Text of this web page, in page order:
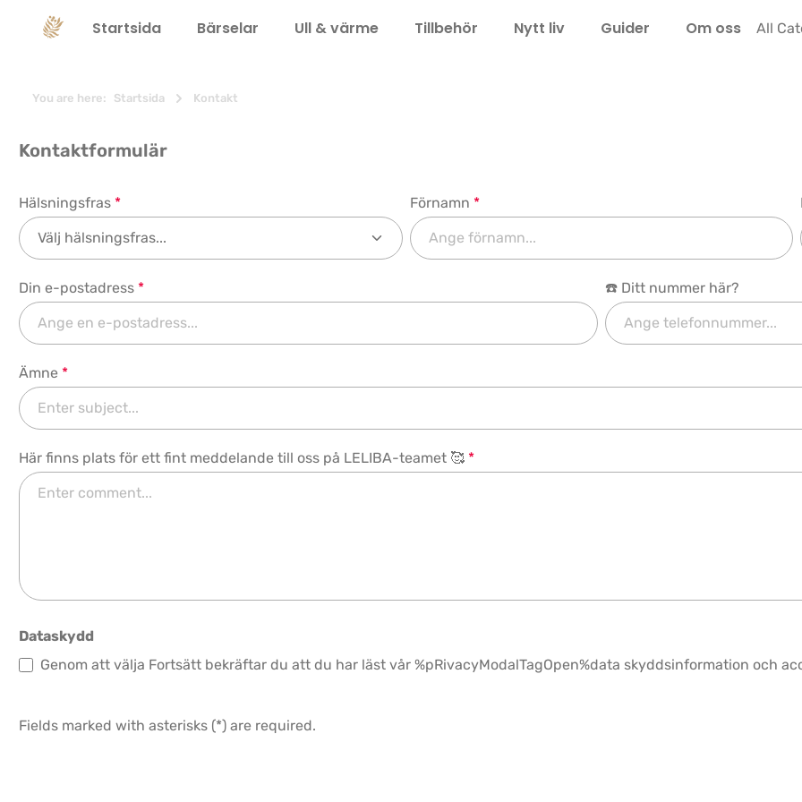
Hoppa till huvudnavigering
Startsida Bärselar Ull & värme Tillbehör Nytt liv Guider Om oss All
You are here: Startsida Kontakt
Kontaktformulär
Hälsningsfras * Förnamn *
Din e-postadress * ☎️ Ditt nummer här?
Ämne *
Här finns plats för ett fint meddelande till oss på LELIBA-teamet 🥰 *
Dataskydd
Genom att välja Fortsätt bekräftar du att du har läst vår %pRivacyModalTagOpen%data skyddsinformation och
Fields marked with asterisks (*) are required.